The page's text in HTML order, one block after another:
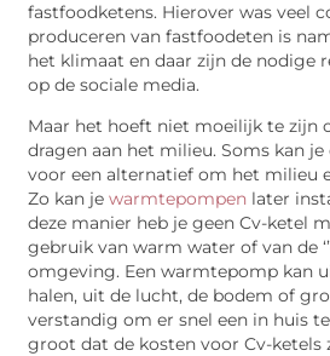
fastfoodketens. Hierover was veel
produceren van fastfoodeten is
het klimaat en daar zijn de nodige
op de sociale media.
Maar het hoeft niet moeilijk te zijn
dragen aan het milieu. Soms kan
voor een alternatief om het milieu
Zo kan jewarmtepompen later
deze manier heb je geen Cv-ketel
gebruik van warm water of van de
omgeving. Een warmtepomp kan
halen, uit de lucht, de bodem of
verstandig om er snel een in huis
groot dat de kosten voor Cv-ketels